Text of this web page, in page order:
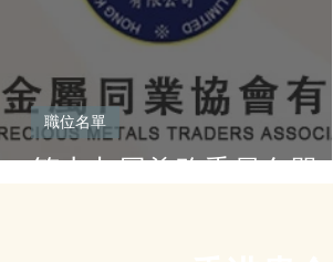
第十九屆義務委員名單
職位名單